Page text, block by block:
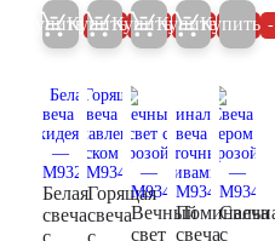
Купить 5%
Купить 5%
Купить 5%
Купить 5%
Купить
Белая
свеча
с
Горящая
свеча
с
Вечный
свет свеча
Свеча
с